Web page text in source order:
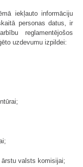
iekļauto informāciju
personas datus, ir
reglamentējošos
uzdevumu izpildei:
valsts komisijai;